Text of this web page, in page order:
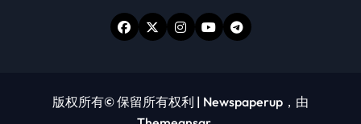
版权所有© 保留所有权利 | Newspaperup ，由